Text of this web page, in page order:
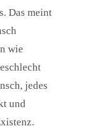
Das meint
wie
jedes
und